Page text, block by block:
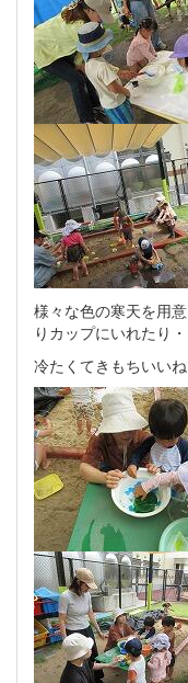
様々な色の寒天を用
りカップにいれたり・
冷たくてきもちいいね